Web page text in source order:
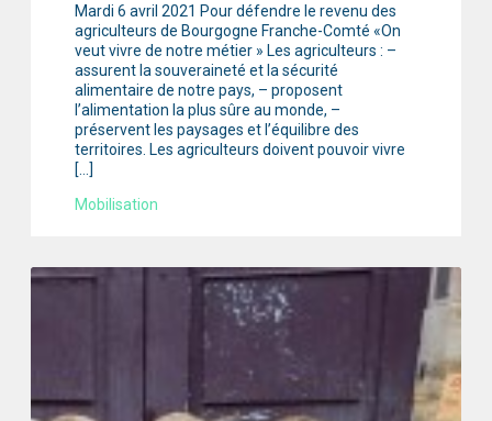
Mardi 6 avril 2021 Pour défendre le revenu des
agriculteurs de Bourgogne Franche-Comté «On
veut vivre de notre métier » Les agriculteurs : –
assurent la souveraineté et la sécurité
alimentaire de notre pays, – proposent
l’alimentation la plus sûre au monde, –
préservent les paysages et l’équilibre des
territoires. Les agriculteurs doivent pouvoir vivre
[…]
Mobilisation